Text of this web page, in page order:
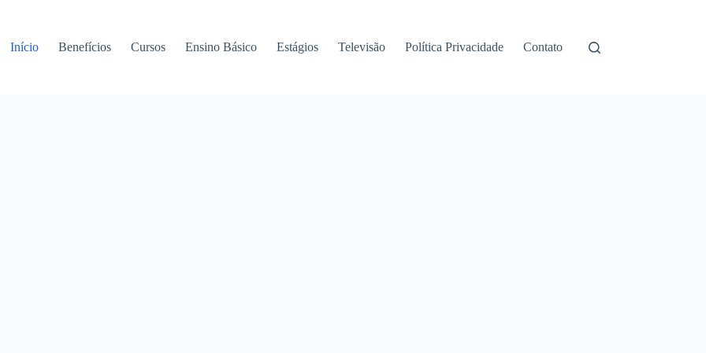
Início Benefícios Cursos Ensino Básico Estágios Televisão Política Privacidade Contato